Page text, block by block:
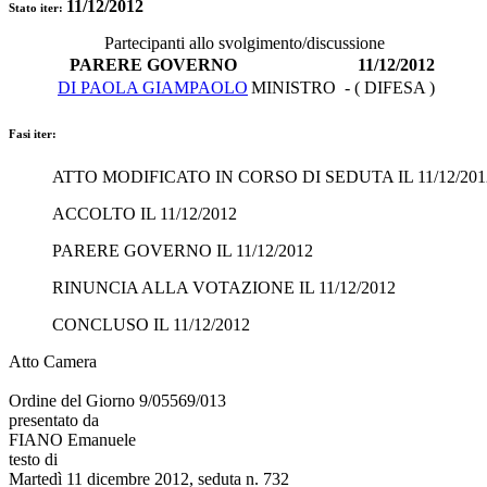
Stato iter: 11/12/2012
Partecipanti allo svolgimento/discussione
PARERE GOVERNO
11/12/2012
DI PAOLA GIAMPAOLO MINISTRO - ( DIFESA )
Fasi iter:
ATTO MODIFICATO IN CORSO DI SEDUTA IL 11/12/
ACCOLTO IL 11/12/2012
PARERE GOVERNO IL 11/12/2012
RINUNCIA ALLA VOTAZIONE IL 11/12/2012
CONCLUSO IL 11/12/2012
Atto Camera
Ordine del Giorno 9/05569/013
presentato da
FIANO Emanuele
testo di
Martedì 11 dicembre 2012, seduta n. 732